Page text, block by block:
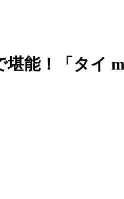
能！「タイ